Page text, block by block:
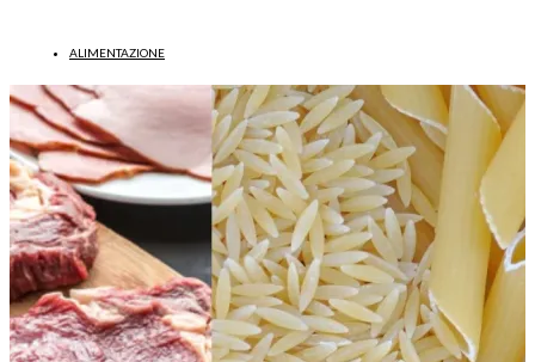
ALIMENTAZIONE